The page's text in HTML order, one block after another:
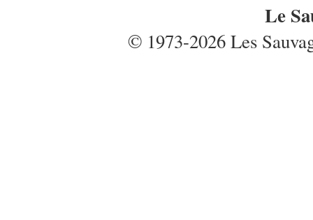
Le
© 1973-2026 Les